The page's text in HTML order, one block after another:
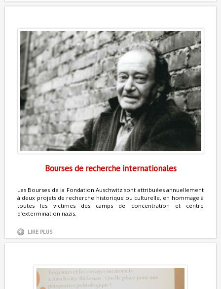
Bourses de recherche internationales
Les Bourses de la Fondation Auschwitz sont attribuées annuellement
à deux projets de recherche historique ou culturelle, en hommage à
toutes les victimes des camps de concentration et centre
d’extermination nazis.
LIRE PLUS